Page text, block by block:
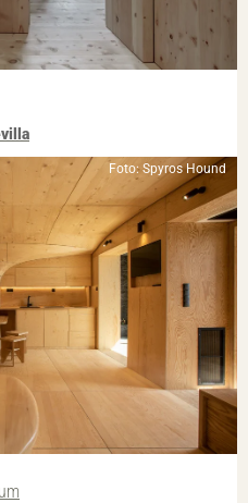
Foto: Spyros Hound